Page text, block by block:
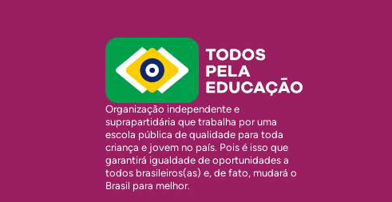
Organização independente e
suprapartidária que trabalha por uma
escola pública de qualidade para toda
criança e jovem no país. Pois é isso que
garantirá igualdade de oportunidades a
todos brasileiros(as) e, de fato, mudará o
Brasil para melhor.